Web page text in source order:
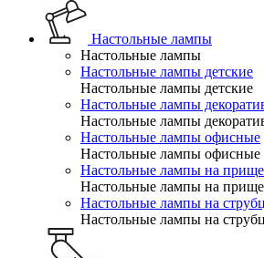
Настольные лампы
Настольные лампы
Настольные лампы детские
Настольные лампы детские
Настольные лампы
Настольные лампы
Настольные лампы офисные
Настольные лампы офисные
Настольные лампы на
Настольные лампы на
Настольные лампы на
Настольные лампы на